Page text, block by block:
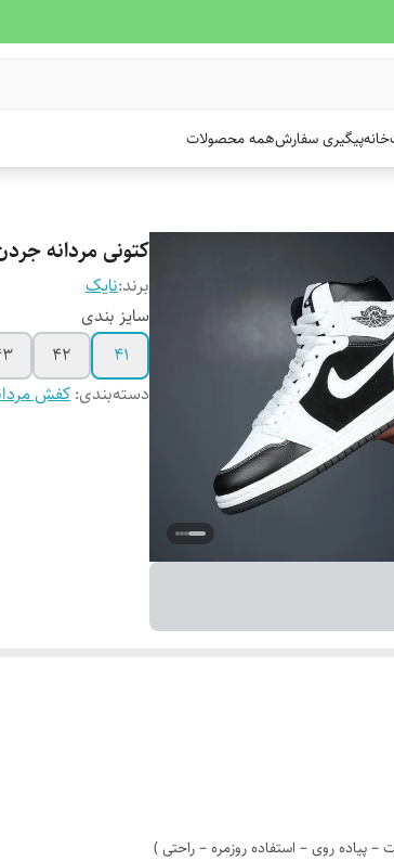
خانهپیگیری سفارشهمه محصولات
کتونی مردانه
برند:نایک
سایز بندی
41
42
دسته‌بندی: کفش
– پیاده روی – استفاده روزمره – راحتی )